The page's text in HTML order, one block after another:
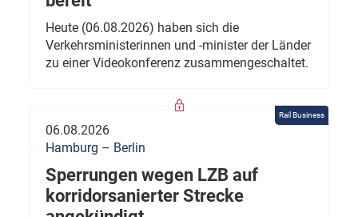
Heute (06.08.2026) haben sich die
Verkehrsministerinnen und -minister der Länder
zu einer Videokonferenz zusammengeschaltet.
Rail Business
06.08.2026
Hamburg – Berlin
Sperrungen wegen LZB auf
korridorsanierter Strecke